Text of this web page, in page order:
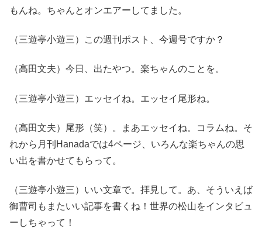
もんね。ちゃんとオンエアーしてました。
（三遊亭小遊三）この週刊ポスト、今週号ですか？
（高田文夫）今日、出たやつ。楽ちゃんのことを。
（三遊亭小遊三）エッセイね。エッセイ尾形ね。
（高田文夫）尾形（笑）。まあエッセイね。コラムね。そ
れから月刊Hanadaでは4ページ、いろんな楽ちゃんの思
い出を書かせてもらって。
（三遊亭小遊三）いい文章で。拝見して。あ、そういえば
御曹司もまたいい記事を書くね！世界の松山をインタビュ
ーしちゃって！